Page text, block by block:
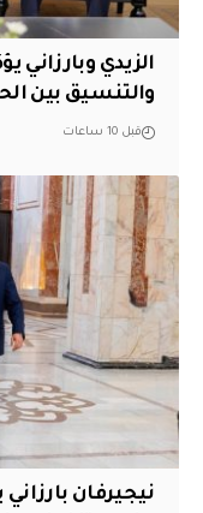
الزيدي وبارزاني
والتنسيق بين
قبل 10 ساعات
نيجيرفان